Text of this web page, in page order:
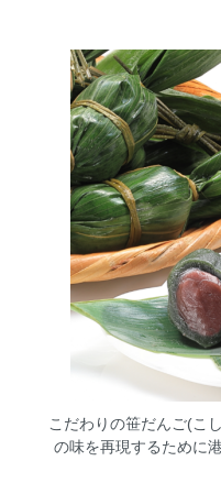
こだわりの笹だんご(こ
の味を再現するために